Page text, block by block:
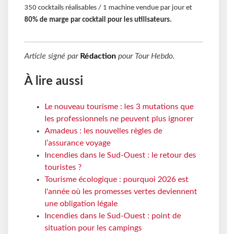
350 cocktails réalisables / 1 machine vendue par jour et
80% de marge par cocktail pour les utilisateurs.
Article signé par Rédaction pour Tour Hebdo.
À lire aussi
Le nouveau tourisme : les 3 mutations que
les professionnels ne peuvent plus ignorer
Amadeus : les nouvelles règles de
l’assurance voyage
Incendies dans le Sud-Ouest : le retour des
touristes ?
Tourisme écologique : pourquoi 2026 est
l'année où les promesses vertes deviennent
une obligation légale
Incendies dans le Sud-Ouest : point de
situation pour les campings